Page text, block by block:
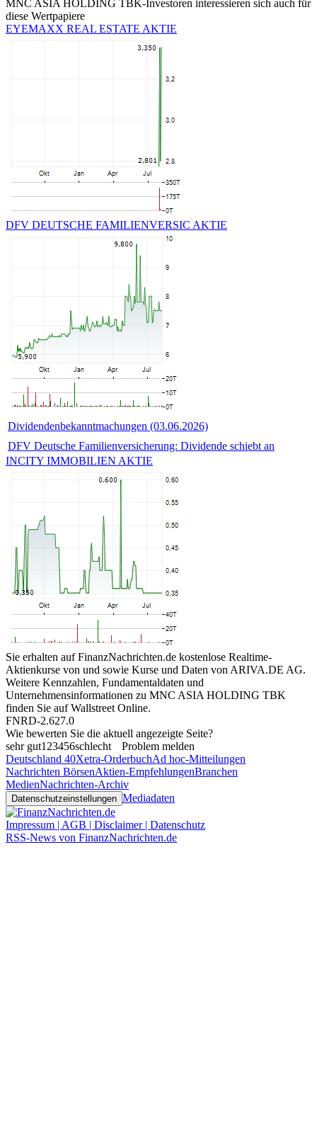
MNC ASIA HOLDING TBK-Investoren interessieren sich auch für
diese Wertpapiere
EYEMAXX REAL ESTATE AKTIE
DFV DEUTSCHE FAMILIENVERSIC AKTIE
Dividendenbekanntmachungen (03.06.2026)
DFV Deutsche Familienversicherung: Dividende schiebt an
INCITY IMMOBILIEN AKTIE
Sie erhalten auf FinanzNachrichten.de kostenlose Realtime-
Aktienkurse von und sowie Kurse und Daten von ARIVA.DE AG.
Weitere Kennzahlen, Fundamentaldaten und
Unternehmensinformationen zu MNC ASIA HOLDING TBK
finden Sie aufWallstreet Online.
FNRD-2.627.0
Wie bewerten Sie die aktuell angezeigte Seite?
sehr gut1 23456schlecht
Problem melden
Deutschland 40Xetra-OrderbuchAd hoc-Mitteilungen
Nachrichten BörsenAktien-EmpfehlungenBranchen
MedienNachrichten-Archiv
Datenschutzeinstellungen Mediadaten
Impressum | AGB | Disclaimer | Datenschutz
RSS-News von FinanzNachrichten.de